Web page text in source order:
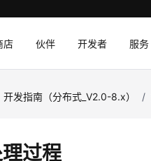
店 伙伴 开发者 服务
开发指南（分布式_V2.0-8.x） /
过程